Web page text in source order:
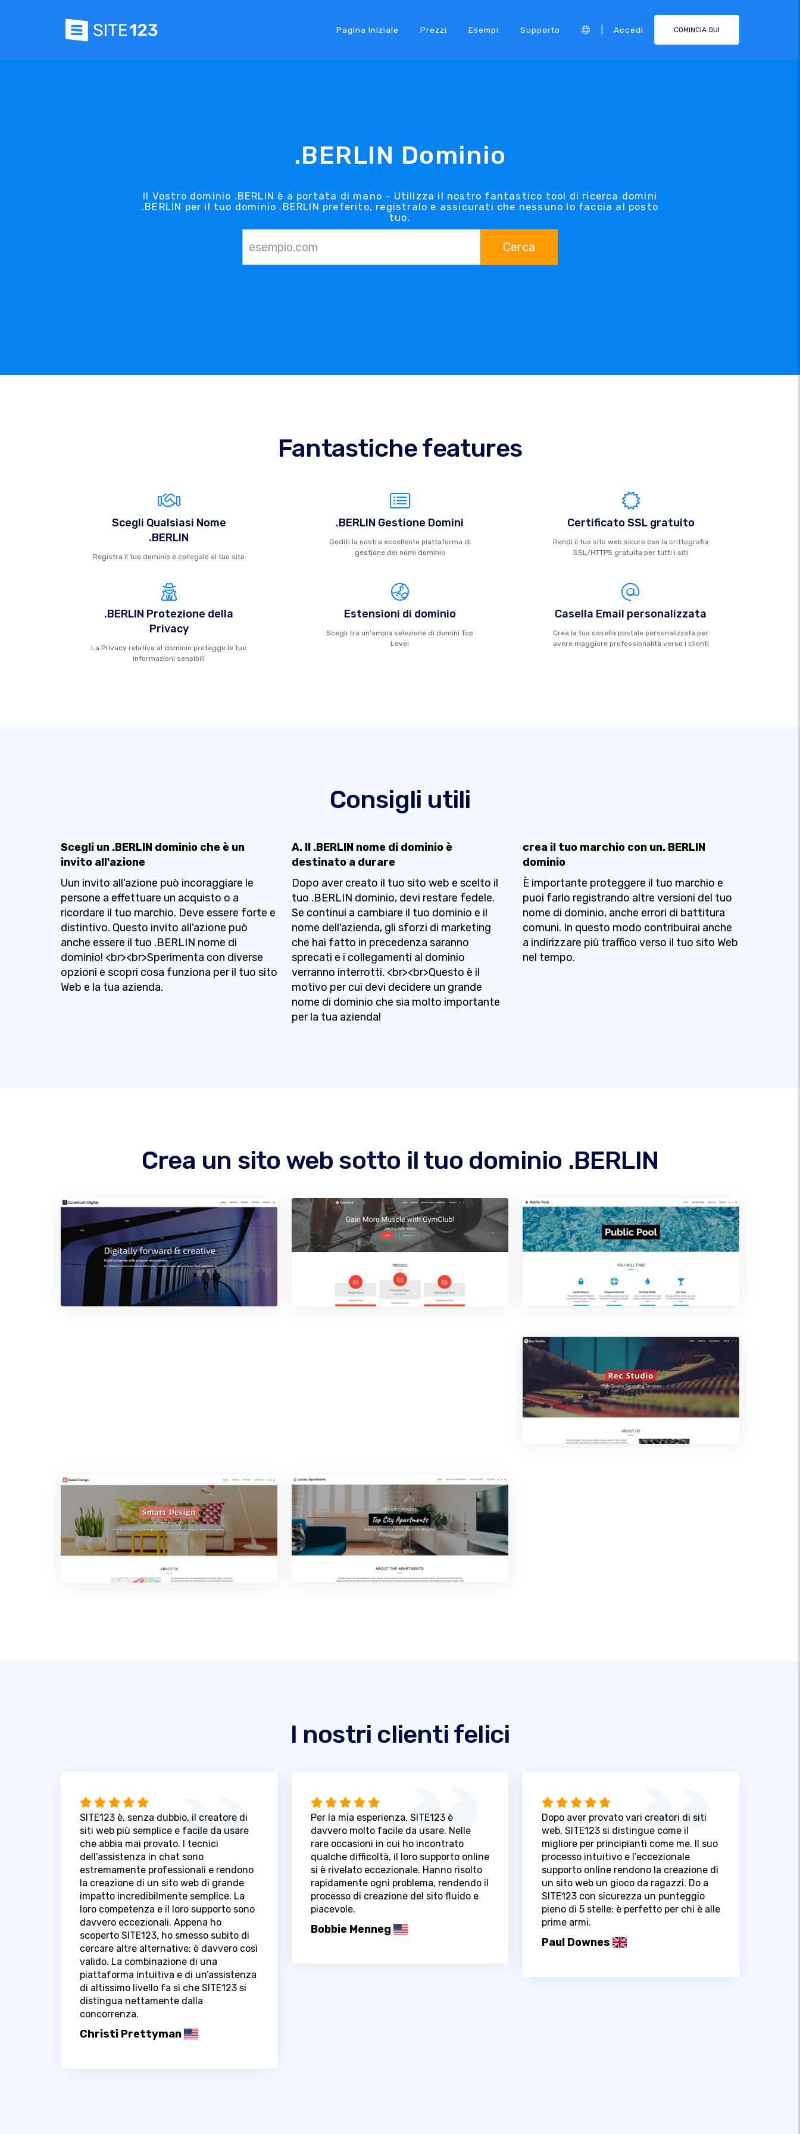
Pagina Iniziale Prezzi Esempi Supporto Accedi COMINCIA QUI
.BERLIN Dominio
Il Vostro dominio .BERLIN è a portata di mano - Utilizza il nostro fantastico tool di ricerca domini
.BERLIN per il tuo dominio .BERLIN preferito, registralo e assicurati che nessuno lo faccia al posto
tuo.
Cerca
Fantastiche features
Scegli Qualsiasi Nome
.BERLIN
Registra il tuo dominio e collegalo al tuo sito
.BERLIN Gestione Domini
Goditi la nostra eccellente piattaforma di
gestione dei nomi dominio
Certificato SSL gratuito
Rendi il tuo sito web sicuro con la crittografia
SSL/HTTPS gratuita per tutti i siti
.BERLIN Protezione della
Privacy
La Privacy relativa al dominio protegge le tue
informazioni sensibili
Estensioni di dominio
Scegli tra un'ampia selezione di domini Top
Level
Casella Email personalizzata
Crea la tua casella postale personalizzata per
avere maggiore professionalità verso i clienti
Consigli utili
Scegli un .BERLIN dominio che è un
invito all'azione
Uun invito all'azione può incoraggiare le
persone a effettuare un acquisto o a
ricordare il tuo marchio. Deve essere forte e
distintivo. Questo invito all'azione può
anche essere il tuo .BERLIN nome di
dominio! <br><br>Sperimenta con diverse
opzioni e scopri cosa funziona per il tuo sito
Web e la tua azienda.
A. Il .BERLIN nome di dominio è
destinato a durare
Dopo aver creato il tuo sito web e scelto il
tuo .BERLIN dominio, devi restare fedele.
Se continui a cambiare il tuo dominio e il
nome dell'azienda, gli sforzi di marketing
che hai fatto in precedenza saranno
sprecati e i collegamenti al dominio
verranno interrotti. <br><br>Questo è il
motivo per cui devi decidere un grande
nome di dominio che sia molto importante
per la tua azienda!
crea il tuo marchio con un. BERLIN
dominio
È importante proteggere il tuo marchio e
puoi farlo registrando altre versioni del tuo
nome di dominio, anche errori di battitura
comuni. In questo modo contribuirai anche
a indirizzare più traffico verso il tuo sito Web
nel tempo.
Crea un sito web sotto il tuo dominio .BERLIN
I nostri clienti felici
SITE123 è, senza dubbio, il creatore di
siti web più semplice e facile da usare
che abbia mai provato. I tecnici
dell’assistenza in chat sono
estremamente professionali e rendono
la creazione di un sito web di grande
impatto incredibilmente semplice. La
loro competenza e il loro supporto sono
davvero eccezionali. Appena ho
scoperto SITE123, ho smesso subito di
cercare altre alternative: è davvero così
valido. La combinazione di una
piattaforma intuitiva e di un’assistenza
di altissimo livello fa sì che SITE123 si
distingua nettamente dalla
concorrenza.
Christi Prettyman
Per la mia esperienza, SITE123 è
davvero molto facile da usare. Nelle
rare occasioni in cui ho incontrato
qualche difficoltà, il loro supporto online
si è rivelato eccezionale. Hanno risolto
rapidamente ogni problema, rendendo il
processo di creazione del sito fluido e
piacevole.
Bobbie Menneg
Dopo aver provato vari creatori di siti
web, SITE123 si distingue come il
migliore per principianti come me. Il suo
processo intuitivo e l’eccezionale
supporto online rendono la creazione di
un sito web un gioco da ragazzi. Do a
SITE123 con sicurezza un punteggio
pieno di 5 stelle: è perfetto per chi è alle
prime armi.
Paul Downes